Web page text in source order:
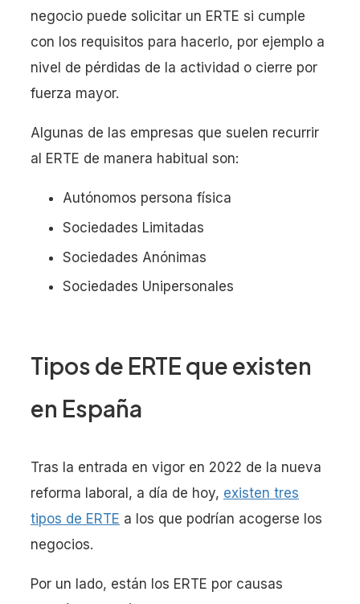
negocio puede solicitar un ERTE si cumple
con los requisitos para hacerlo, por ejemplo a
nivel de pérdidas de la actividad o cierre por
fuerza mayor.
Algunas de las empresas que suelen recurrir
al ERTE de manera habitual son:
Autónomos persona física
Sociedades Limitadas
Sociedades Anónimas
Sociedades Unipersonales
Tipos de ERTE que existen
en España
Tras la entrada en vigor en 2022 de la nueva
reforma laboral, a día de hoy, existen tres
tipos de ERTE a los que podrían acogerse los
negocios.
Por un lado, están los ERTE por causas